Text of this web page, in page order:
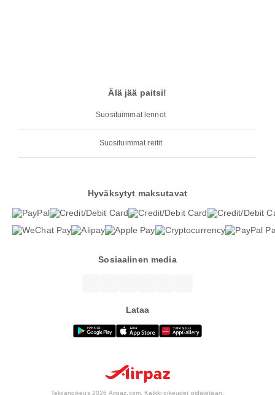
Älä jää paitsi!
Suosituimmat lennot
Suosituimmat reitit
Hyväksytyt maksutavat
Sosiaalinen media
Lataa
Tekijänoikeus 2026 Airpaz.com. Kaikki oikeudet pidätetään.